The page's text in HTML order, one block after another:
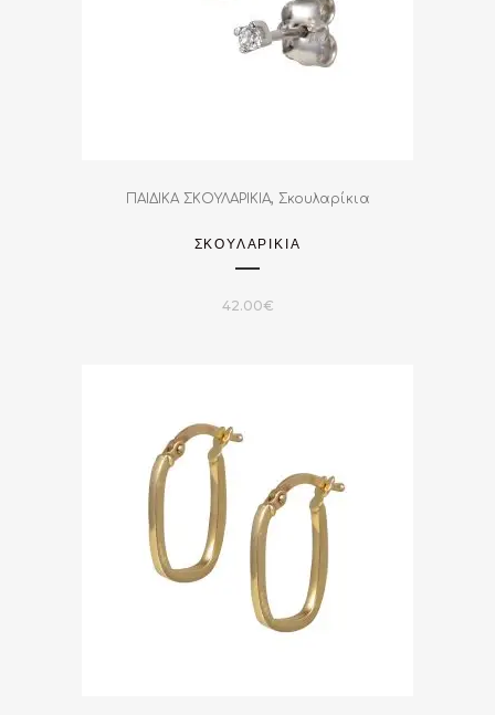
ΠΑΙΔΙΚΑ ΣΚΟΥΛΑΡΙΚΙΑ, Σκουλαρίκια
ΣΚΟΥΛΑΡΙΚΙΑ
42.00€